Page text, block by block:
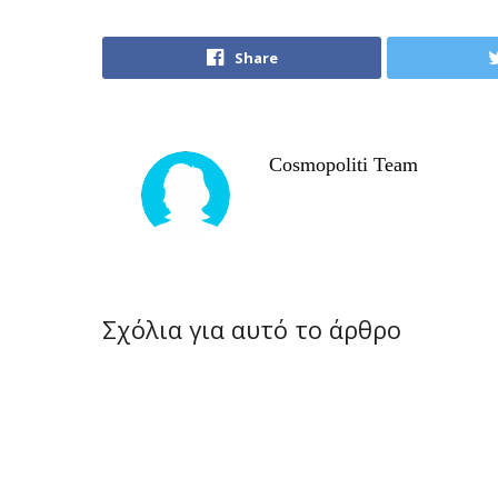
Share
Cosmopoliti Team
Σχόλια για αυτό το άρθρο